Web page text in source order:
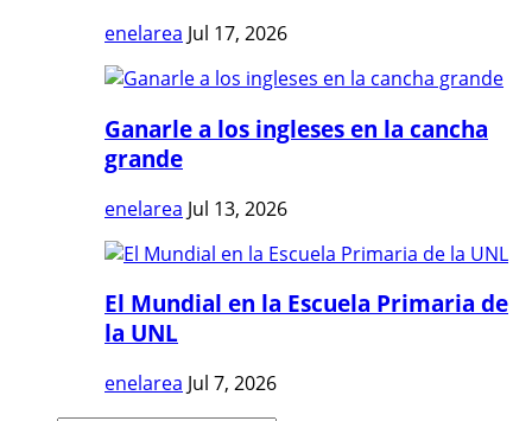
enelarea Jul 17, 2026
Ganarle a los ingleses en la cancha
grande
enelarea Jul 13, 2026
El Mundial en la Escuela Primaria de
la UNL
enelarea Jul 7, 2026